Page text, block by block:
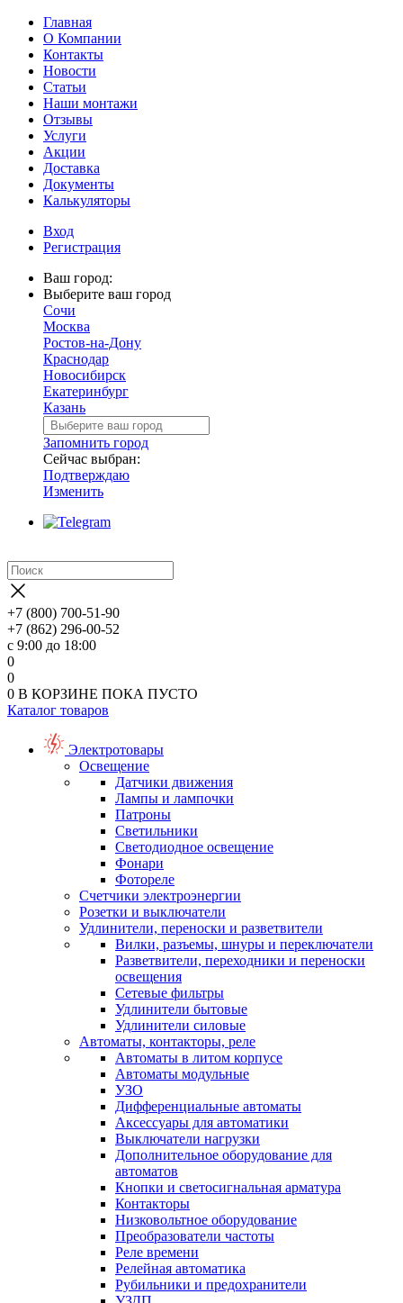
Главная
О Компании
Контакты
Новости
Статьи
Наши монтажи
Отзывы
Услуги
Акции
Доставка
Документы
Калькуляторы
Вход
Регистрация
Ваш город:
Выберите ваш город
Сочи
Москва
Ростов-на-Дону
Краснодар
Новосибирск
Екатеринбург
Казань
Запомнить город
Сейчас выбран:
Подтверждаю
Изменить
+7 (800) 700-51-90
+7 (862) 296-00-52
с 9:00 до 18:00
0
0
0 В КОРЗИНЕ ПОКА ПУСТО
Каталог товаров
Электротовары
Освещение
Датчики движения
Лампы и лампочки
Патроны
Светильники
Светодиодное освещение
Фонари
Фотореле
Счетчики электроэнергии
Розетки и выключатели
Удлинители, переноски и разветвители
Вилки, разъемы, шнуры и переключатели
Разветвители, переходники и переноски
освещения
Сетевые фильтры
Удлинители бытовые
Удлинители силовые
Автоматы, контакторы, реле
Автоматы в литом корпусе
Автоматы модульные
УЗО
Дифференциальные автоматы
Аксессуары для автоматики
Выключатели нагрузки
Дополнительное оборудование для
автоматов
Кнопки и светосигнальная арматура
Контакторы
Низковольтное оборудование
Преобразователи частоты
Реле времени
Релейная автоматика
Рубильники и предохранители